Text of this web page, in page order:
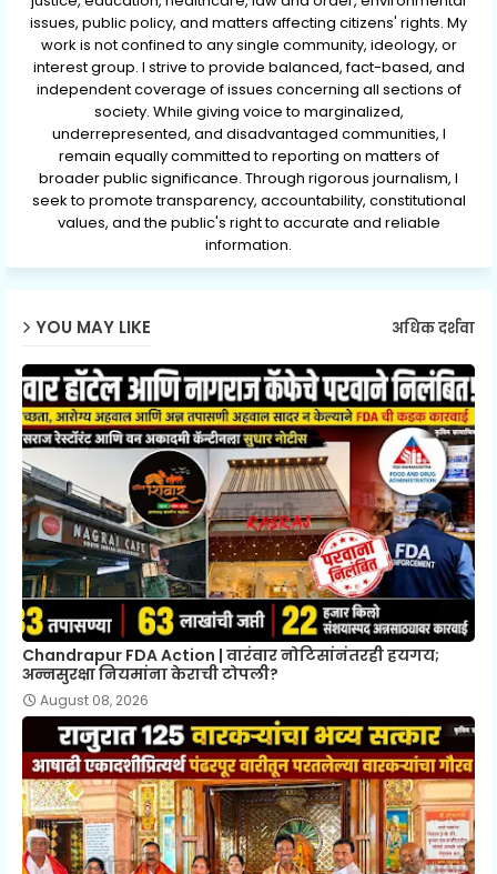
issues, public policy, and matters affecting citizens' rights. My
work is not confined to any single community, ideology, or
interest group. I strive to provide balanced, fact-based, and
independent coverage of issues concerning all sections of
society. While giving voice to marginalized,
underrepresented, and disadvantaged communities, I
remain equally committed to reporting on matters of
broader public significance. Through rigorous journalism, I
seek to promote transparency, accountability, constitutional
values, and the public's right to accurate and reliable
information.
YOU MAY LIKE अधिक दर्शवा
Chandrapur FDA Action | वारंवार नोटिसांनंतरही हयगय;
अन्नसुरक्षा नियमांना केराची टोपली?
August 08, 2026